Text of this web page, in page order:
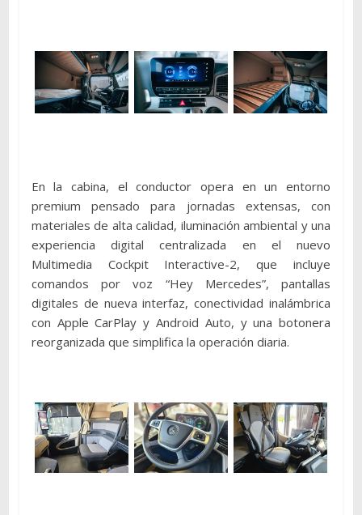
En la cabina, el conductor opera en un entorno
premium pensado para jornadas extensas, con
materiales de alta calidad, iluminación ambiental y una
experiencia digital centralizada en el nuevo
Multimedia Cockpit Interactive-2, que incluye
comandos por voz “Hey Mercedes”, pantallas
digitales de nueva interfaz, conectividad inalámbrica
con Apple CarPlay y Android Auto, y una botonera
reorganizada que simplifica la operación diaria.